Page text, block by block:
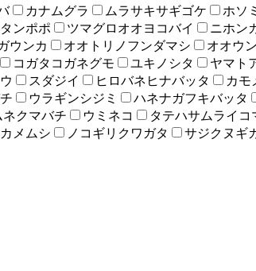
カナムグラ ムラサキサギゴケ ホソ
タンポポ ツマグロオオヨコバイ ニホン
ウンカ オオトリノフンダマシ オオウ
コガタコガネグモ ユキノシタ ヤマト
スダジイ ヒロバネヒナバッタ カモ
ウラギンシジミ ハネナガフキバッタ
ネクマバチ ウミネコ タテハサムライコ
メムシ ノコギリクワガタ サジクヌギ